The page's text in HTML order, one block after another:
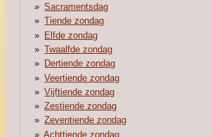
Sacramentsdag
Tiende zondag
Elfde zondag
Twaalfde zondag
Dertiende zondag
Veertiende zondag
Vijftiende zondag
Zestiende zondag
Zeventiende zondag
Achttiende zondag